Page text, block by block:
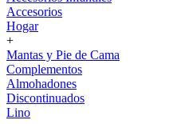
Accesorios
Hogar
+
Mantas y Pie de Cama
Complementos
Almohadones
Discontinuados
Lino